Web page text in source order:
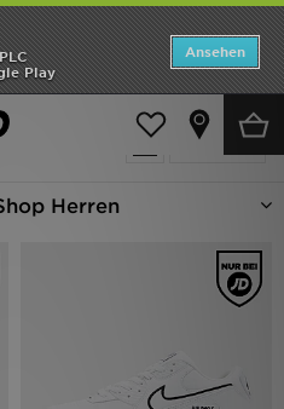
Play
Ansehen
Verfeinern
Herren